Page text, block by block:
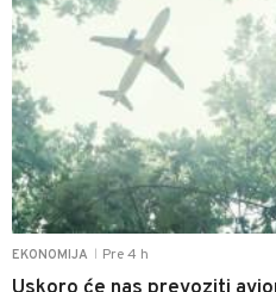
EKONOMIJA Pre 4 h